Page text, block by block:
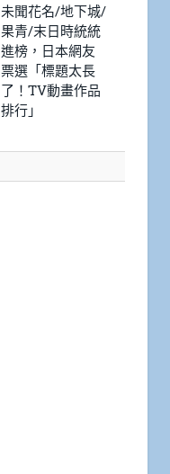
未聞花名/地下城/
果青/末日時統統
進榜，日本網友
票選「標題太長
了！TV動畫作品
排行」